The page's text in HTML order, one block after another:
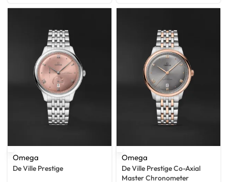
Omega
De Ville Prestige
Omega
De Ville Prestige Co-Axial
Master Chronometer